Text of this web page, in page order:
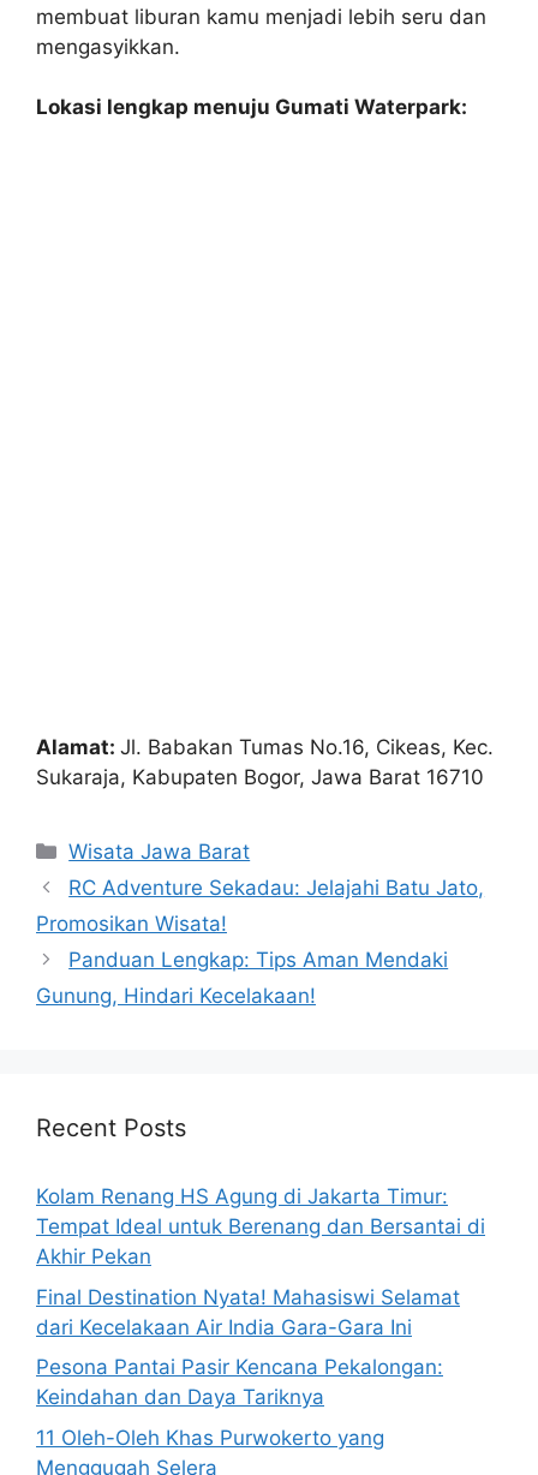
membuat liburan kamu menjadi lebih seru dan
mengasyikkan.
Lokasi lengkap menuju Gumati Waterpark:
Alamat: Jl. Babakan Tumas No.16, Cikeas, Kec.
Sukaraja, Kabupaten Bogor, Jawa Barat 16710
Categories
Wisata Jawa Barat
RC Adventure Sekadau: Jelajahi Batu Jato,
Promosikan Wisata!
Panduan Lengkap: Tips Aman Mendaki
Gunung, Hindari Kecelakaan!
Recent Posts
Kolam Renang HS Agung di Jakarta Timur:
Tempat Ideal untuk Berenang dan Bersantai di
Akhir Pekan
Final Destination Nyata! Mahasiswi Selamat
dari Kecelakaan Air India Gara-Gara Ini
Pesona Pantai Pasir Kencana Pekalongan:
Keindahan dan Daya Tariknya
11 Oleh-Oleh Khas Purwokerto yang
Menggugah Selera